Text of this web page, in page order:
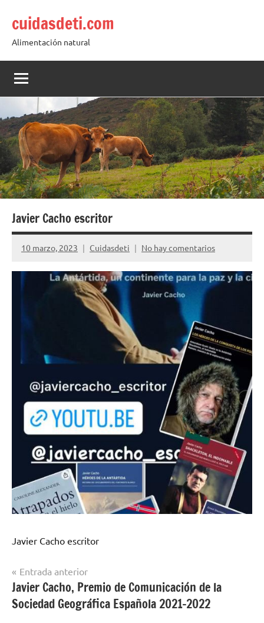
contenido
cuidasdeti.com
Alimentación natural
Javier Cacho escritor
10 marzo, 2023 Cuidasdeti No hay comentarios
Javier Cacho escritor
Navegación
de
entradas
Entrada anterior
Javier Cacho, Premio de Comunicación de la
Sociedad Geográfica Española 2021-2022